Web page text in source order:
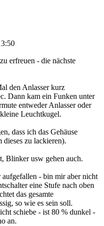
erfreuen - die nächste
den Anlasser kurz
Dann kam ein Funken unter
entweder Anlasser oder
Leuchtkugel.
dass ich das Gehäuse
zu lackieren).
Blinker usw gehen auch.
aufgefallen - bin mir aber nicht
eine Stufe nach oben
das gesamte
so wie es sein soll.
schiebe - ist 80 % dunkel -
an.